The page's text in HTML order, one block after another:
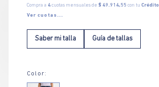
Compra a 4cuotas mensuales de $ 49.914,55 con tuCrédito
Ver cuotas...
Saber mi talla Guía de tallas
Color: